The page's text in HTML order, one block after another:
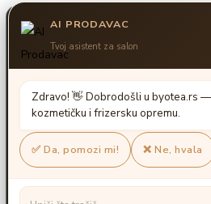
Unesite za pretragu
Search
Search
Shopping cart